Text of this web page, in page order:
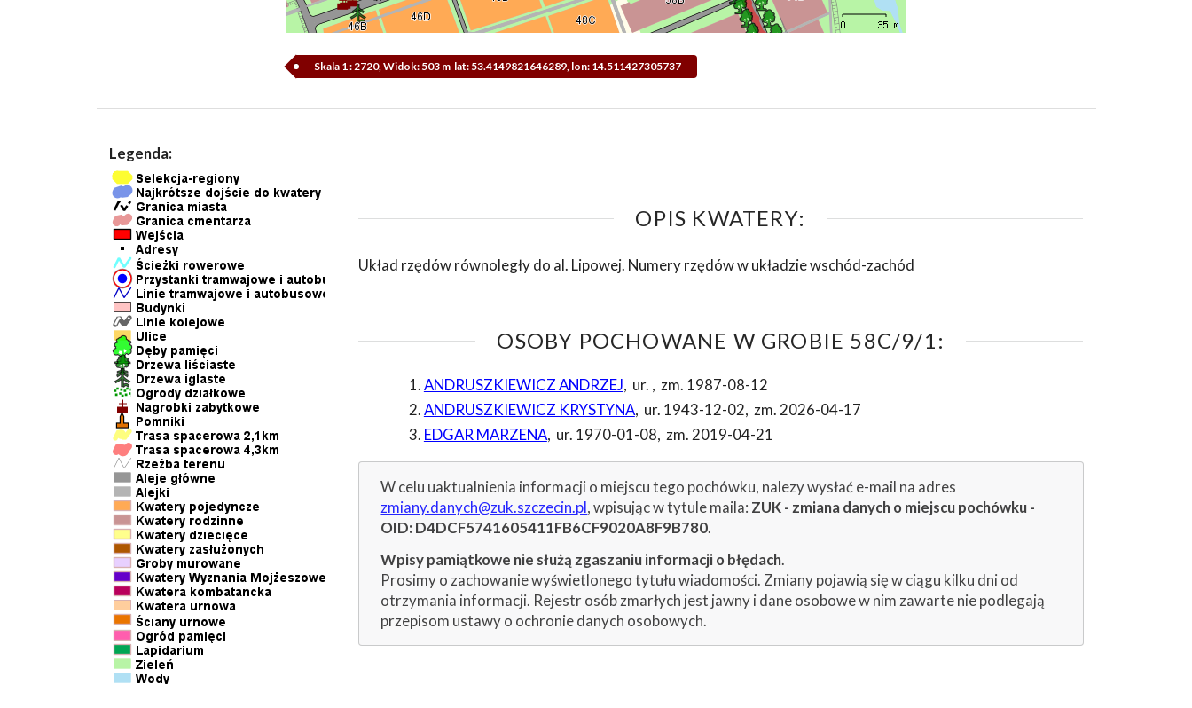
Skala 1 : 2720, Widok: 503 m lat: 53.4149821646289, lon: 14.511427305737
Legenda:
OPIS KWATERY:
Układ rzędów równoległy do al. Lipowej. Numery rzędów w układzie wschód-zachód
OSOBY POCHOWANE W GROBIE 58C/9/1:
ANDRUSZKIEWICZ ANDRZEJ, ur. , zm. 1987-08-12
ANDRUSZKIEWICZ KRYSTYNA, ur. 1943-12-02, zm. 2026-04-17
EDGAR MARZENA, ur. 1970-01-08, zm. 2019-04-21
W celu uaktualnienia informacji o miejscu tego pochówku, nalezy wysłać e-mail na adres
zmiany.danych@zuk.szczecin.pl, wpisując w tytule maila: ZUK - zmiana danych o miejscu pochówku -
OID: D4DCF5741605411FB6CF9020A8F9B780.
Wpisy pamiątkowe nie służą zgaszaniu informacji o błędach.
Prosimy o zachowanie wyświetlonego tytułu wiadomości. Zmiany pojawią się w ciągu kilku dni od
otrzymania informacji. Rejestr osób zmarłych jest jawny i dane osobowe w nim zawarte nie podlegają
przepisom ustawy o ochronie danych osobowych.